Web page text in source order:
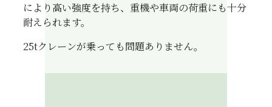
により高い強度を持ち、重機や車両の荷重にも十分
耐えられます。
25tクレーンが乗っても問題ありません。